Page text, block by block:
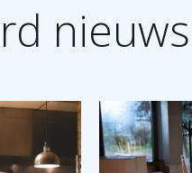
nieuws